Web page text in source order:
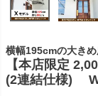
横幅195cmの大き
【本店限定
(2連結仕様)